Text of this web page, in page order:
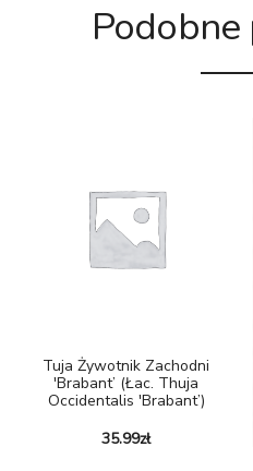
Tuja Żywotnik Zachodni
'Brabant’ (łac. Thuja
Occidentalis 'Brabant’)
35.99zł